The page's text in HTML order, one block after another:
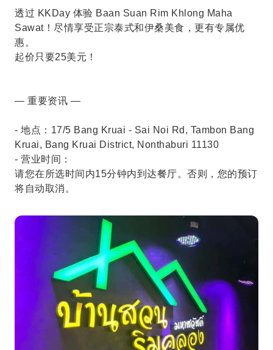
透过 KKDay 体验 Baan Suan Rim Khlong Maha
Sawat！尽情享受正宗泰式和伊桑美食，更有专属优
惠。
起价只要25美元！
— 重要资讯 —
- 地点：17/5 Bang Kruai - Sai Noi Rd, Tambon Bang
Kruai, Bang Kruai District, Nonthaburi 11130
- 营业时间：
请您在所选时间内15分钟内到达餐厅。否则，您的预订
将自动取消。